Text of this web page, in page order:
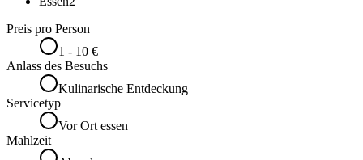
Preis pro Person
1 - 10 €
Anlass des Besuchs
Kulinarische Entdeckung
Servicetyp
Vor Ort essen
Mahlzeit